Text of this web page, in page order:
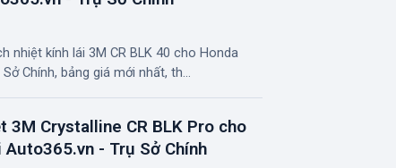
nhiệt kính lái 3M CR BLK 40 cho Honda
Chính, bảng giá mới nhất, th...
3M Crystalline CR BLK Pro cho
- Trụ Sở Chính